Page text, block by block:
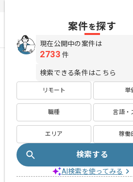
案件を探す
現在公開中の案件は
2733 件
検索できる条件はこちら
リモート 単
職種 言語・
エリア 稼働
検索する
AI検索を使ってみる